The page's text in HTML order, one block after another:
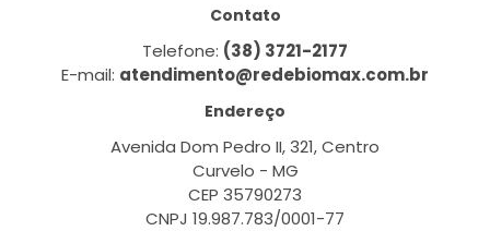
Contato
Telefone: (38) 3721-2177
E-mail: atendimento@redebiomax.com.br
Endereço
Avenida Dom Pedro II, 321, Centro
Curvelo - MG
CEP 35790273
CNPJ 19.987.783/0001-77